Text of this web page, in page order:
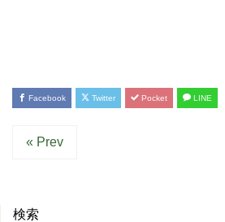
Facebook Twitter Pocket LINE
« Prev
検索